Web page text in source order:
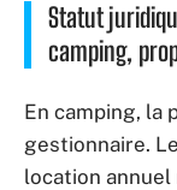
Statut
camping,
En camping, la
gestionnaire.
location annuel